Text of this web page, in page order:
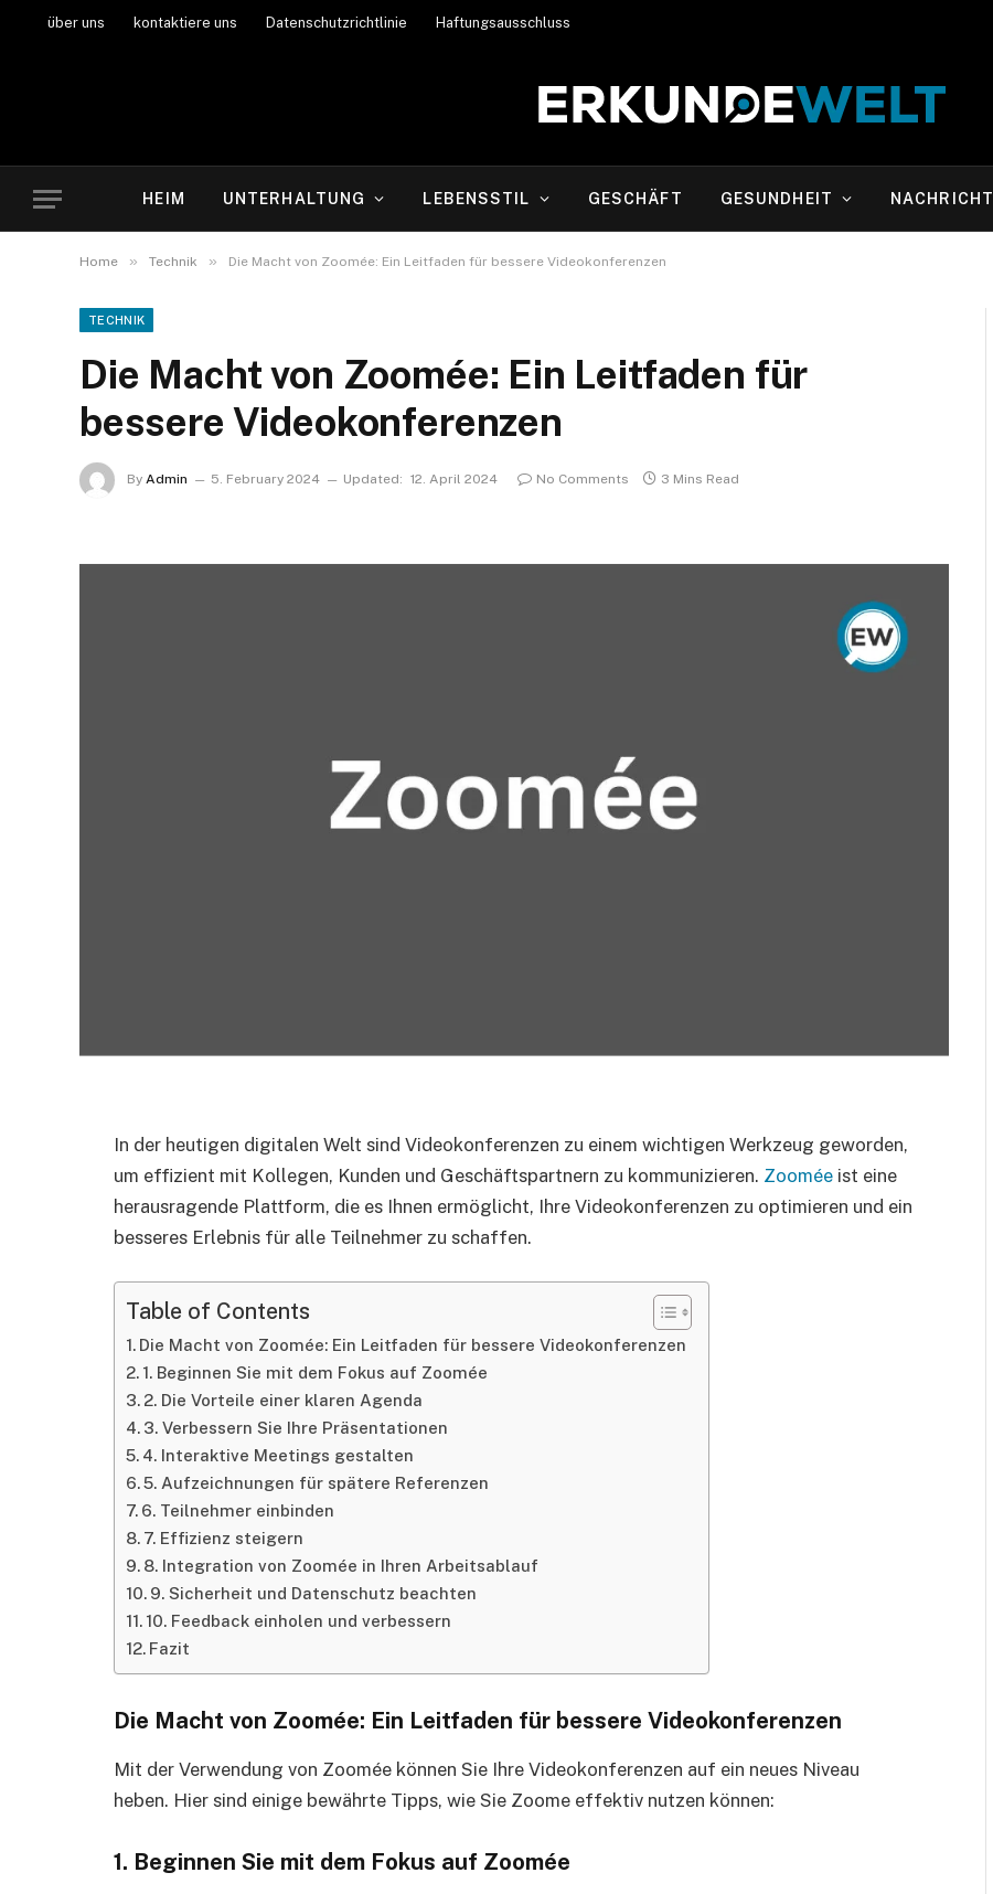
über uns kontaktiere uns Datenschutzrichtlinie Haftungsausschluss
HEIM UNTERHALTUNG LEBENSSTIL GESCHÄFT GESUNDHEIT NACHRICHT
Home » Technik » Die Macht von Zoomée: Ein Leitfaden für bessere Videokonferenzen
TECHNIK
Die Macht von Zoomée: Ein Leitfaden für
bessere Videokonferenzen
By Admin 5. February 2024 Updated: 12. April 2024 No Comments 3 Mins Read
In der heutigen digitalen Welt sind Videokonferenzen zu einem wichtigen Werkzeug geworden,
um effizient mit Kollegen, Kunden und Geschäftspartnern zu kommunizieren. Zoomée ist eine
herausragende Plattform, die es Ihnen ermöglicht, Ihre Videokonferenzen zu optimieren und ein
besseres Erlebnis für alle Teilnehmer zu schaffen.
Table of Contents
Die Macht von Zoomée: Ein Leitfaden für bessere Videokonferenzen
1. Beginnen Sie mit dem Fokus auf Zoomée
2. Die Vorteile einer klaren Agenda
3. Verbessern Sie Ihre Präsentationen
4. Interaktive Meetings gestalten
5. Aufzeichnungen für spätere Referenzen
6. Teilnehmer einbinden
7. Effizienz steigern
8. Integration von Zoomée in Ihren Arbeitsablauf
9. Sicherheit und Datenschutz beachten
10. Feedback einholen und verbessern
Fazit
Die Macht von Zoomée: Ein Leitfaden für bessere Videokonferenzen
Mit der Verwendung von Zoomée können Sie Ihre Videokonferenzen auf ein neues Niveau
heben. Hier sind einige bewährte Tipps, wie Sie Zoome effektiv nutzen können:
1. Beginnen Sie mit dem Fokus auf Zoomée